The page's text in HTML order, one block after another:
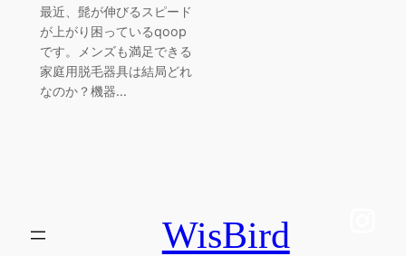
最近、髭が伸びるスピード
が上がり困っているqoop
です。メンズも満足できる
家庭用脱毛器具は結局どれ
なのか？機器…
WisBird